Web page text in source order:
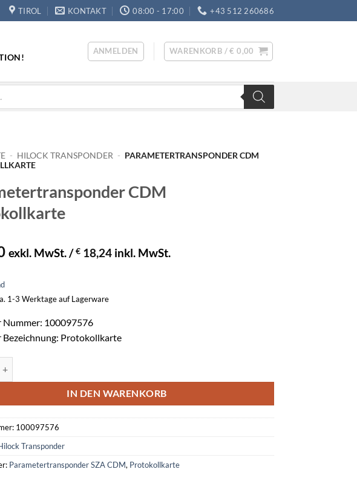
TIROL KONTAKT 08:00 - 17:00 +43 512 260686
ANMELDEN WARENKORB /€ 0,00
- HILOCK TRANSPONDER - PARAMETERTRANSPONDER CDM
CDM
exkl. MwSt. /€ 18,24 inkl. MwSt.
1-3 Werktage auf Lagerware
Nummer: 100097576
Bezeichnung: Protokollkarte
IN DEN WARENKORB
100097576
Transponder
Parametertransponder SZA CDM, Protokollkarte